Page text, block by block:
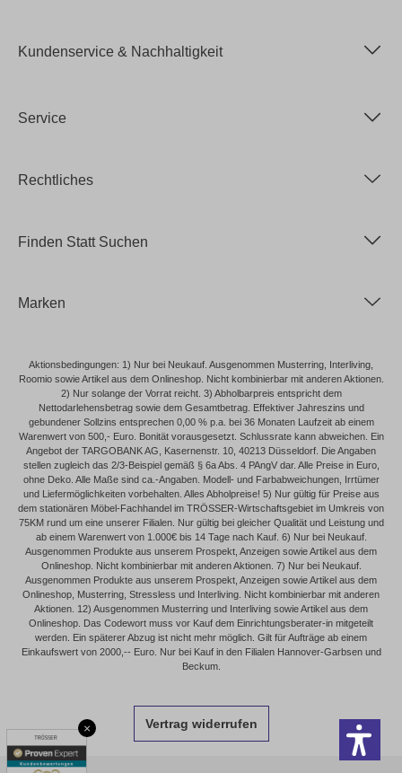
×
Kundenservice & Nachhaltigkeit
Service
Rechtliches
Finden Statt Suchen
Marken
Aktionsbedingungen: 1) Nur bei Neukauf. Ausgenommen Musterring, Interliving,
Roomio sowie Artikel aus dem Onlineshop. Nicht kombinierbar mit anderen Aktionen.
2) Nur solange der Vorrat reicht. 3) Abholbarpreis entspricht dem
Nettodarlehensbetrag sowie dem Gesamtbetrag. Effektiver Jahreszins und
gebundener Sollzins entsprechen 0,00 % p.a. bei 36 Monaten Laufzeit ab einem
Warenwert von 500,- Euro. Bonität vorausgesetzt. Schlussrate kann abweichen. Ein
Angebot der TARGOBANK AG, Kasernenstr. 10, 40213 Düsseldorf. Die Angaben
stellen zugleich das 2/3-Beispiel gemäß § 6a Abs. 4 PAngV dar. Alle Preise in Euro,
ohne Deko. Alle Maße sind ca.-Angaben. Modell- und Farbabweichungen, Irrtümer
und Liefermöglichkeiten vorbehalten. Alles Abholpreise! 5) Nur gültig für Preise aus
dem stationären Möbel-Fachhandel im TRÖSSER-Wirtschaftsgebiet im Umkreis von
75KM rund um eine unserer Filialen. Nur gültig bei gleicher Qualität und Leistung und
ab einem Warenwert von 1.000€ bis 14 Tage nach Kauf. 6) Nur bei Neukauf.
Ausgenommen Produkte aus unserem Prospekt, Anzeigen sowie Artikel aus dem
Onlineshop. Nicht kombinierbar mit anderen Aktionen. 7) Nur bei Neukauf.
Ausgenommen Produkte aus unserem Prospekt, Anzeigen sowie Artikel aus dem
Onlineshop, Musterring, Stressless und Interliving. Nicht kombinierbar mit anderen
Aktionen. 12) Ausgenommen Musterring und Interliving sowie Artikel aus dem
Onlineshop. Das Codewort muss vor Kauf dem Einrichtungsberater-in mitgeteilt
werden. Ein späterer Abzug ist nicht mehr möglich. Gilt für Aufträge ab einem
Einkaufswert von 2000,-- Euro. Nur bei Kauf in den Filialen Hannover-Garbsen und
Beckum.
Vertrag widerrufen